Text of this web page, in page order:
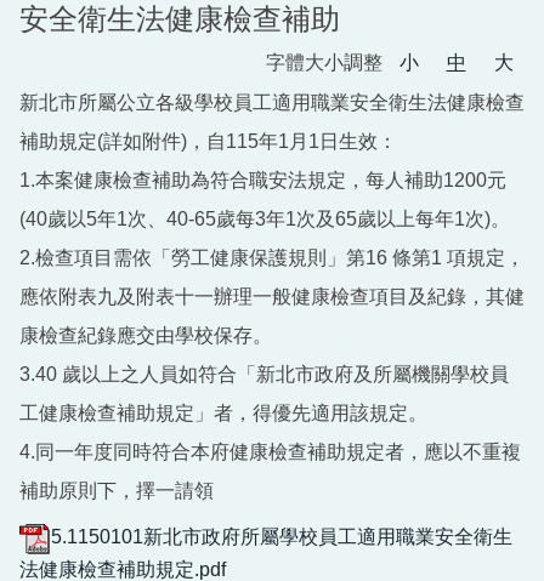
輔導室
人事室
會計室
行事曆
分機表
教科書版本
社團、課後班報名
安全衛生法健康檢查補助
字體大小調整 小 中
大
新北市所屬公立各級學校員工適用職業安全衛生法健康檢查
補助規定(詳如附件)，自115年1月1日生效：
1.本案健康檢查補助為符合職安法規定，每人補助1200元
(40歲以5年1次、40-65歲每3年1次及65歲以上每年1次)。
2.檢查項目需依「勞工健康保護規則」第16 條第1 項規定，
應依附表九及附表十一辦理一般健康檢查項目及紀錄，其健
康檢查紀錄應交由學校保存。
3.40 歲以上之人員如符合「新北市政府及所屬機關學校員
工健康檢查補助規定」者，得優先適用該規定。
4.同一年度同時符合本府健康檢查補助規定者，應以不重複
補助原則下，擇一請領
5.1150101新北市政府所屬學校員工適用職業安全衛生
法健康檢查補助規定.pdf